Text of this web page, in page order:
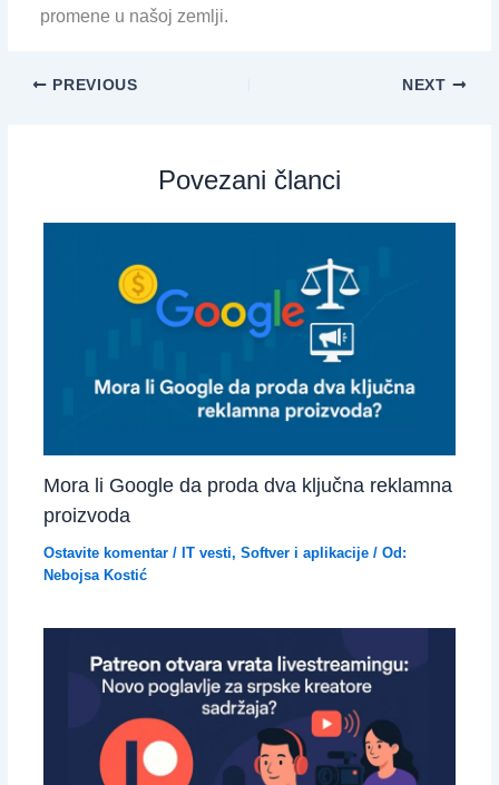
promene u našoj zemlji.
PREVIOUS NEXT
Povezani članci
Mora li Google da proda dva ključna reklamna
proizvoda
Ostavite komentar / IT vesti, Softver i aplikacije/ Od:
Nebojsa Kostić